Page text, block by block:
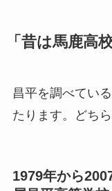
「昔は馬鹿高
昌平を調べてい
たります。どち
1979年から